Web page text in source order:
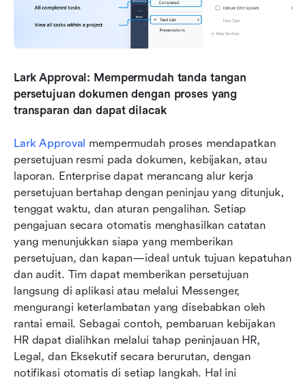
Lark Approval: Mempermudah tanda tangan
persetujuan dokumen dengan proses yang
transparan dan dapat dilacak
Lark Approval mempermudah proses mendapatkan
persetujuan resmi pada dokumen, kebijakan, atau
laporan. Enterprise dapat merancang alur kerja
persetujuan bertahap dengan peninjau yang ditunjuk,
tenggat waktu, dan aturan pengalihan. Setiap
pengajuan secara otomatis menghasilkan catatan
yang menunjukkan siapa yang memberikan
persetujuan, dan kapan—ideal untuk tujuan kepatuhan
dan audit. Tim dapat memberikan persetujuan
langsung di aplikasi atau melalui Messenger,
mengurangi keterlambatan yang disebabkan oleh
rantai email. Sebagai contoh, pembaruan kebijakan
HR dapat dialihkan melalui tahap peninjauan HR,
Legal, dan Eksekutif secara berurutan, dengan
notifikasi otomatis di setiap langkah. Hal ini